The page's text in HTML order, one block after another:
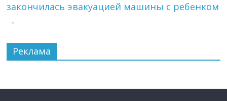
закончилась эвакуацией машины с ребенком
→
Реклама